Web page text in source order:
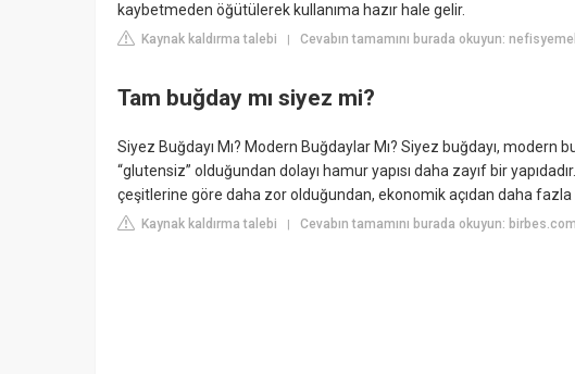
kaybetmeden öğütülerek kullanıma hazır hale gelir.
Kaynak kaldırma talebi Cevabın tamamını burada okuyun:
Tam buğday mı siyez mi?
Siyez Buğdayı Mı? Modern Buğdaylar Mı? Siyez buğdayı,
“glutensiz” olduğundan dolayı hamur yapısı daha zayıf bir
çeşitlerine göre daha zor olduğundan, ekonomik açıdan daha
Kaynak kaldırma talebi Cevabın tamamını burada okuyun: birbes.com